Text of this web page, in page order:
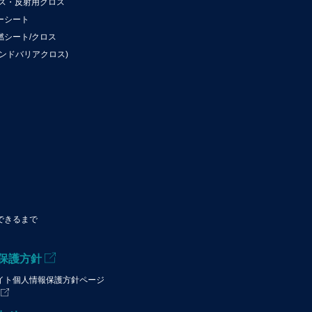
・反射用クロス
シート
シート/クロス
ドバリアクロス)
きるまで
護方針
ト個人情報保護方針ページ